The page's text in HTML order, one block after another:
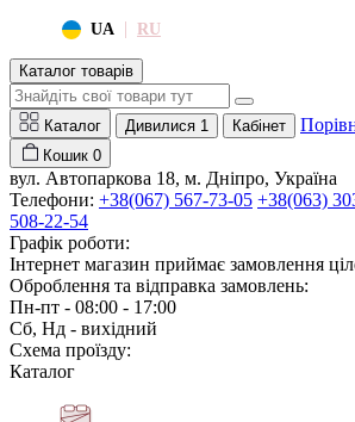
UA | RU
Каталог товарів
Каталог Дивилися 1 Кабінет
Кошик 0
вул. Автопаркова 18, м. Дніпро, Україна
Телефони: +38(067) 567-73-05 +38(063)
508-22-54
Графік роботи:
Інтернет магазин приймає замовлення
Оброблення та відправка замовлень:
Пн-пт - 08:00 - 17:00
Сб, Нд - вихідний
Схема проїзду:
Каталог